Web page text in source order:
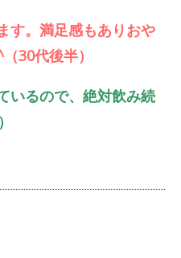
す。満足感もありおや
30代後半）
いるので、絶対飲み続